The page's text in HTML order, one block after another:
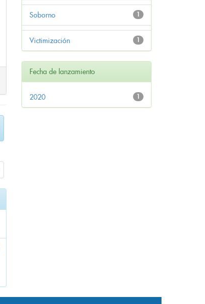
1
Soborno
1
Victimización
Fecha de lanzamiento
1
2020